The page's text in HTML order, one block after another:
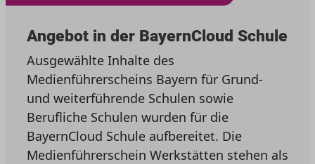
Angebot in der BayernCloud Schule
Ausgewählte Inhalte des
Medienführerscheins Bayern für Grund-
und weiterführende Schulen sowie
Berufliche Schulen wurden für die
BayernCloud Schule aufbereitet. Die
Medienführerschein Werkstätten stehen als